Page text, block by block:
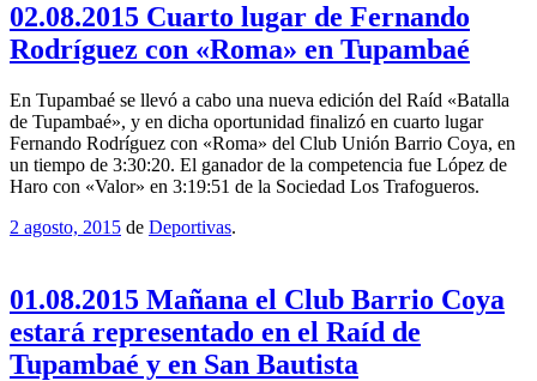
02.08.2015 Cuarto lugar de Fernando
Rodríguez con «Roma» en Tupambaé
En Tupambaé se llevó a cabo una nueva edición del Raíd «Batalla
de Tupambaé», y en dicha oportunidad finalizó en cuarto lugar
Fernando Rodríguez con «Roma» del Club Unión Barrio Coya, en
un tiempo de 3:30:20. El ganador de la competencia fue López de
Haro con «Valor» en 3:19:51 de la Sociedad Los Trafogueros.
2 agosto, 2015 de Deportivas.
01.08.2015 Mañana el Club Barrio Coya
estará representado en el Raíd de
Tupambaé y en San Bautista